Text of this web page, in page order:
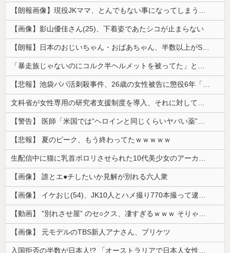
【画像】影山優佳さん(25)、下着姿であたシコが止まらない
【悲報】 夏のピーク、もう終わってたｗｗｗｗｗ
【画像】 誰とエ●チしたいか見解が別れる六人衆
【画像】 元モデルのTBS新人アナさん、プリケツ